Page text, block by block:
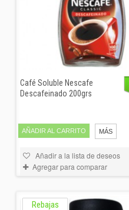
Café Soluble Nescafe
Descafeinado 200grs
AÑADIR AL CARRITO MÁS
Añadir a la lista de deseos
Agregar para comparar
Rebajas